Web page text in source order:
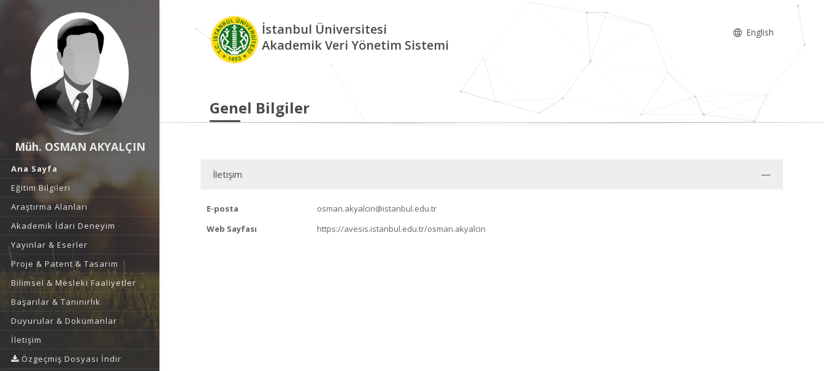
Müh. OSMAN AKYALÇIN
Ana Sayfa
Eğitim Bilgileri
Araştırma Alanları
Akademik İdari Deneyim
Yayınlar & Eserler
Proje & Patent & Tasarım
Bilimsel & Mesleki Faaliyetler
Başarılar & Tanınırlık
Duyurular & Dokümanlar
İletişim
Özgeçmiş Dosyası İndir
İstanbul Üniversitesi
Akademik Veri Yönetim Sistemi
English
Genel Bilgiler
İletişim
E-posta
osman.akyalcin@istanbul.edu.tr
Web Sayfası
https://avesis.istanbul.edu.tr/osman.akyalcin